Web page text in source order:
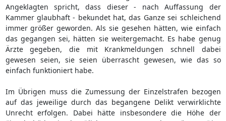
Angeklagten spricht, dass dieser - nach Auffassung der
Kammer glaubhaft - bekundet hat, das Ganze sei schleichend
immer größer geworden. Als sie gesehen hätten, wie einfach
das gegangen sei, hätten sie weitergemacht. Es habe genug
Ärzte gegeben, die mit Krankmeldungen schnell dabei
gewesen seien, sie seien überrascht gewesen, wie das so
einfach funktioniert habe.
Im Übrigen muss die Zumessung der Einzelstrafen bezogen
auf das jeweilige durch das begangene Delikt verwirklichte
Unrecht erfolgen. Dabei hätte insbesondere die Höhe der